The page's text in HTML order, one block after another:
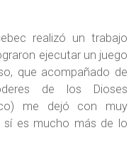
realizó un trabajo
ejecutar un juego
que acompañado de
de los Dioses
me dejó con muy
sí es mucho más de lo